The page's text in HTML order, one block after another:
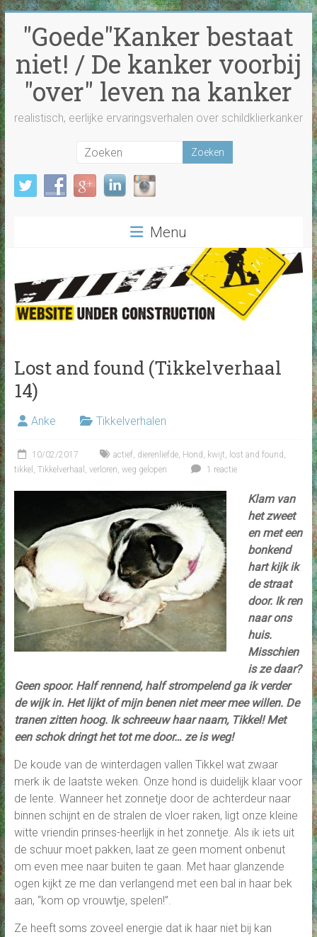
Ga
naar
inhoud"Goede"Kanker bestaat
niet! / De kanker voorbij
"over" leven na kanker
realistisch, eerlijke ervaringsverhalen over schildklierkanker
Menu
Lost and found (Tikkelverhaal
14)
Anke Tikkelverhalen
10/02/2017 actief, dierenliefde, Hond kwijt lost and found
tikkel
Tikkelverhaal verloren weg gelopen 1 reactie
Klam van
het zweet
en met een
bonkend
hart kijk ik
de straat
door. Ik ren
naar ons
huis.
Misschien
is ze daar?
Geen spoor. Half rennend, half strompelend ga ik verder
de wijk in. Het lijkt of mijn benen niet meer mee willen. De
tranen zitten hoog. Ik schreeuw haar naam, Tikkel! Met
een schok dringt het tot me door… ze is weg!
De koude van de winterdagen vallen Tikkel wat zwaar
merk ik de laatste weken. Onze hond is duidelijk klaar voor
de lente. Wanneer het zonnetje door de achterdeur naar
binnen schijnt en de stralen de vloer raken, ligt onze kleine
witte vriendin prinses-heerlijk in het zonnetje. Als ik iets uit
de schuur moet pakken, laat ze geen moment onbenut
om even mee naar buiten te gaan. Met haar glanzende
ogen kijkt ze me dan verlangend met een bal in haar bek
aan, “kom op vrouwtje, spelen!”.
Ze heeft soms zoveel energie dat ik haar niet bij kan